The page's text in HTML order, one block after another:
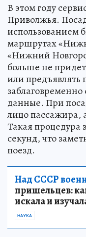
В этом году
Приволжья.
использованием
маршрутах
«Нижний
больше не
или предъявлять
данные. При
лицо пассажира,
Такая процедура
секунд, что
поезд.
Над СССР
пришельцев:
искала и
НАУКА